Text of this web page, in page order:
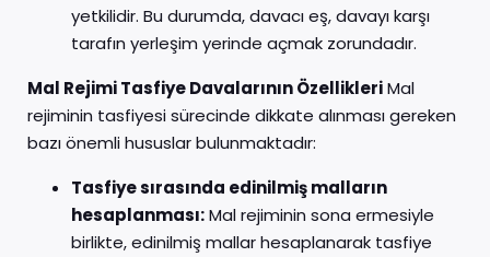
yetkilidir. Bu durumda, davacı eş, davayı karşı
tarafın yerleşim yerinde açmak zorundadır.
Mal Rejimi Tasfiye Davalarının ÖzellikleriMal
rejiminin tasfiyesi sürecinde dikkate alınması gereken
bazı önemli hususlar bulunmaktadır:
Tasfiye sırasında edinilmiş malların
hesaplanması:Mal rejiminin sona ermesiyle
birlikte, edinilmiş mallar hesaplanarak tasfiye